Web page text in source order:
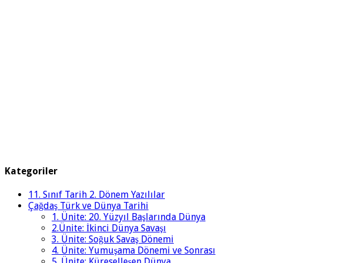
Kategoriler
11. Sınıf Tarih 2. Dönem Yazılılar
Çağdaş Türk ve Dünya Tarihi
1. Ünite: 20. Yüzyıl Başlarında Dünya
2.Ünite: İkinci Dünya Savaşı
3. Ünite: Soğuk Savaş Dönemi
4. Ünite: Yumuşama Dönemi ve Sonrası